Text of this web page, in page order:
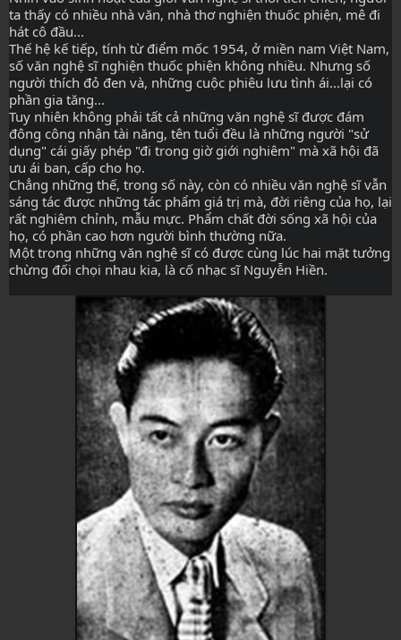
ta thấy có nhiều nhà văn, nhà thơ nghiện thuốc phiện, mê đi
hát cô đầu...
Thế hệ kế tiếp, tính từ điểm mốc 1954, ở miền nam Việt Nam,
số văn nghệ sĩ nghiện thuốc phiện không nhiều. Nhưng số
người thích đỏ đen và, những cuộc phiêu lưu tình ái...lại có
phần gia tăng...
Tuy nhiên không phải tất cả những văn nghệ sĩ được đám
đông công nhận tài năng, tên tuổi đều là những người "sử
dụng" cái giấy phép "đi trong giờ giới nghiêm" mà xã hội đã
ưu ái ban, cấp cho họ.
Chẳng những thế, trong số này, còn có nhiều văn nghệ sĩ vẫn
sáng tác được những tác phẩm giá trị mà, đời riêng của họ, lại
rất nghiêm chỉnh, mẫu mực. Phẩm chất đời sống xã hội của
họ, có phần cao hơn người bình thường nữa.
Một trong những văn nghệ sĩ có được cùng lúc hai mặt tưởng
chừng đối chọi nhau kia, là cố nhạc sĩ Nguyễn Hiền.